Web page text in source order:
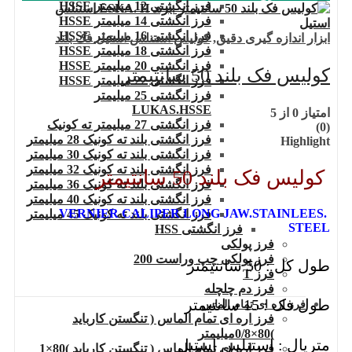
فرز انگشتی 12 میلیمتر HSSE
فرز انگشتی 14 میلیمتر HSSE
فرز انگشتی 16 میلیمتر HSSE
فرز انگشتی 18 میلیمتر HSSE
فرز انگشتی 20 میلیمتر HSSE
فرز انگشتی 22 میلیمتر HSSE
فرز انگشتی 25 میلیمتر
LUKAS.HSSE
فرز انگشتی 27 میلیمتر ته کونیک
فرز انگشتی بلند ته کونیک 28 میلیمتر
فرز انگشتی بلند ته کونیک 30 میلیمتر
فرز انگشتی بلند ته کونیک 32 میلیمتر
فرز انگشتی بلند ته کونیک 36 میلیمتر
فرز انگشتی بلند ته کونیک 40 میلیمتر
فرز انگشتی بلند ته کونیک 45 میلیمتر
فرز انگشتی HSS
فرز پولکی
فرز پولکی چپ وراست 200
فرز T
فرز دم چلچله
فرز اره ای تمام الماس
فرز اره ای تمام الماس ( تنگستن کارباید
)80×0/8میلیمتر
فرز اره ای تمام الماس ( تنگستن کارباید )80×1
ابزار اندازه گیری دقیق,کولیس استنلس استیل فک بلند
کولیس فک بلند 50 سانتیمتر
امتیاز 0 از 5
(0)
Highlight
کولیس فک بلند 50 سانتیمتر
.VERNIER CALIPER LONG JAW.STAINLEES
STEEL
طول کل : 50 سانتیمتر
طول فک : 15 سانتیمتر
متریال : استنلس استیل